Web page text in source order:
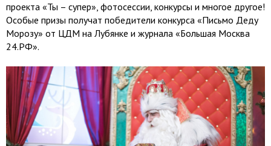
проекта «Ты – супер», фотосессии, конкурсы и многое другое!
Особые призы получат победители конкурса «Письмо Деду
Морозу» от ЦДМ на Лубянке и журнала «Большая Москва
24.РФ».